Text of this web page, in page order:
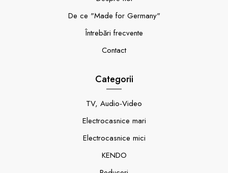
De ce "Made for Germany"
Întrebări frecvente
Contact
Categorii
TV, Audio-Video
Electrocasnice mari
Electrocasnice mici
KENDO